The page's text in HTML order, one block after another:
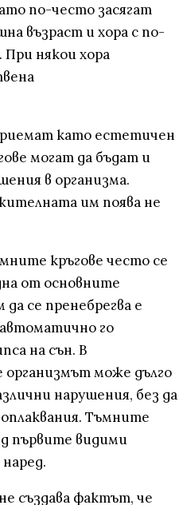
по-често засягат
възраст и хора с по-
някои хора
като естетичен
могат да бъдат и
в организма.
им поява не
кръгове често се
от основните
се пренебрегва е
го
на сън. В
може дълго
нарушения, без да
Тъмните
първите видими
създава фактът, че